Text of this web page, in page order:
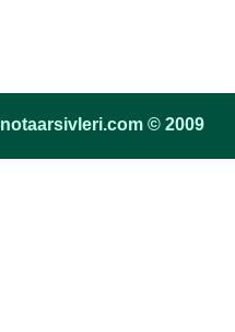
notaarsivleri.com © 2009